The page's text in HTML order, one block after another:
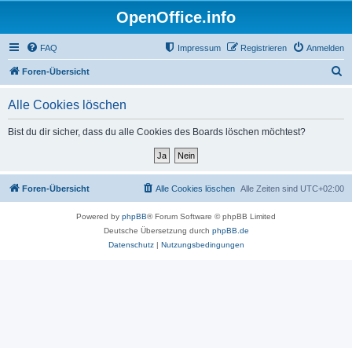
OpenOffice.info
FAQ Anmelden
Registrieren
Impressum
Foren-Übersicht
Alle Cookies löschen
Bist du dir sicher, dass du alle Cookies des Boards löschen möchtest?
Foren-Übersicht Alle Zeiten sind UTC+02:00
Alle Cookies löschen
Powered by phpBB® Forum Software © phpBB Limited
Deutsche Übersetzung durch phpBB.de
Datenschutz| Nutzungsbedingungen